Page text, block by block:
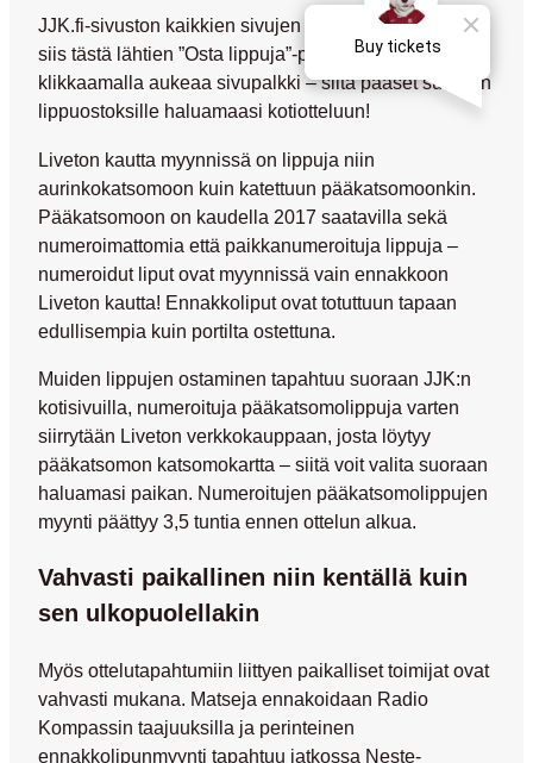
JJK.fi-sivuston kaikkien sivujen oikeassa laidassa on
siis tästä lähtien ”Osta lippuja”-painike, jota
klikkaamalla aukeaa sivupalkki – siitä pääset suoraan
lippuostoksille haluamaasi kotiotteluun!
Liveton kautta myynnissä on lippuja niin
aurinkokatsomoon kuin katettuun pääkatsomoonkin.
Pääkatsomoon on kaudella 2017 saatavilla sekä
numeroimattomia että paikkanumeroituja lippuja –
numeroidut liput ovat myynnissä vain ennakkoon
Liveton kautta! Ennakkoliput ovat totuttuun tapaan
edullisempia kuin portilta ostettuna.
Muiden lippujen ostaminen tapahtuu suoraan JJK:n
kotisivuilla, numeroituja pääkatsomolippuja varten
siirrytään Liveton verkkokauppaan, josta löytyy
pääkatsomon katsomokartta – siitä voit valita suoraan
haluamasi paikan. Numeroitujen pääkatsomolippujen
myynti päättyy 3,5 tuntia ennen ottelun alkua.
Vahvasti paikallinen niin kentällä kuin
sen ulkopuolellakin
Myös ottelutapahtumiin liittyen paikalliset toimijat ovat
vahvasti mukana. Matseja ennakoidaan Radio
Kompassin taajuuksilla ja perinteinen
ennakkolipunmyynti tapahtuu jatkossa Neste-